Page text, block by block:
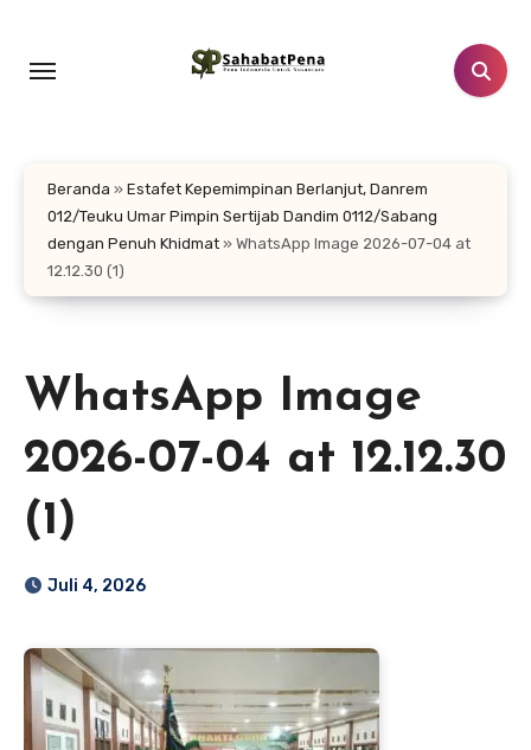
konten
Beranda » Estafet Kepemimpinan Berlanjut, Danrem
012/Teuku Umar Pimpin Sertijab Dandim 0112/Sabang
dengan Penuh Khidmat » WhatsApp Image 2026-07-04 at
12.12.30 (1)
WhatsApp Image
2026-07-04 at 12.12.30
(1)
Juli 4, 2026